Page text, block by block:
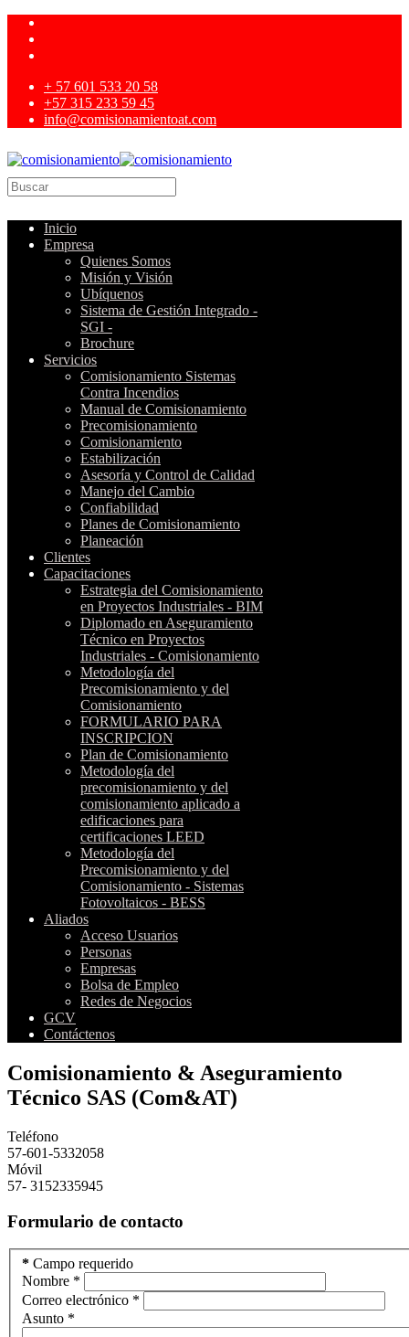
+ 57 601 533 20 58
+57 315 233 59 45
info@comisionamientoat.com
Inicio
Empresa
Quienes Somos
Misión y Visión
Ubíquenos
Sistema de Gestión Integrado -
SGI -
Brochure
Servicios
Comisionamiento Sistemas
Contra Incendios
Manual de Comisionamiento
Precomisionamiento
Comisionamiento
Estabilización
Asesoría y Control de Calidad
Manejo del Cambio
Confiabilidad
Planes de Comisionamiento
Planeación
Clientes
Capacitaciones
Estrategia del Comisionamiento
en Proyectos Industriales - BIM
Diplomado en Aseguramiento
Técnico en Proyectos
Industriales - Comisionamiento
Metodología del
Precomisionamiento y del
Comisionamiento
FORMULARIO PARA
INSCRIPCION
Plan de Comisionamiento
Metodología del
precomisionamiento y del
comisionamiento aplicado a
edificaciones para
certificaciones LEED
Metodología del
Precomisionamiento y del
Comisionamiento - Sistemas
Fotovoltaicos - BESS
Aliados
Acceso Usuarios
Personas
Empresas
Bolsa de Empleo
Redes de Negocios
GCV
Contáctenos
Comisionamiento & Aseguramiento
Técnico SAS (Com&AT)
Teléfono
57-601-5332058
Móvil
57- 3152335945
Formulario de contacto
* Campo requerido
Nombre *
Correo electrónico *
Asunto *